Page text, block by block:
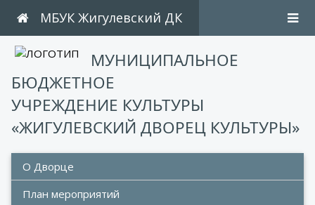
МБУК Жигулевский ДК
МУНИЦИПАЛЬНОЕ
БЮДЖЕТНОЕ
УЧРЕЖДЕНИЕ КУЛЬТУРЫ
«ЖИГУЛЕВСКИЙ ДВОРЕЦ КУЛЬТУРЫ»
О Дворце
План мероприятий